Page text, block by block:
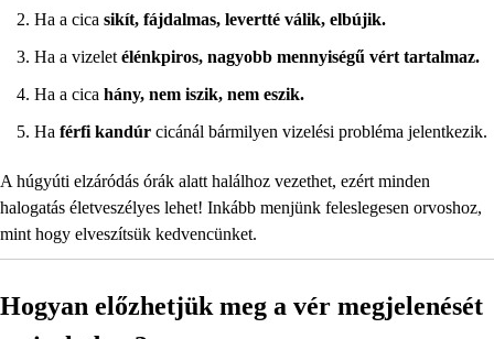
Ha a cica sikít, fájdalmas, levertté válik, elbújik.
Ha a vizelet élénkpiros, nagyobb mennyiségű vért tartalmaz.
Ha a cica hány, nem iszik, nem eszik.
Ha férfi kandúr cicánál bármilyen vizelési probléma jelentkezik.
A húgyúti elzáródás órák alatt halálhoz vezethet, ezért minden
halogatás életveszélyes lehet! Inkább menjünk feleslegesen orvoshoz,
mint hogy elveszítsük kedvencünket.
Hogyan előzhetjük meg a vér megjelenését